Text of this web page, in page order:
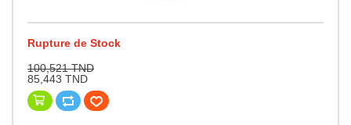
Rupture de Stock
100,521 TND
85,443 TND